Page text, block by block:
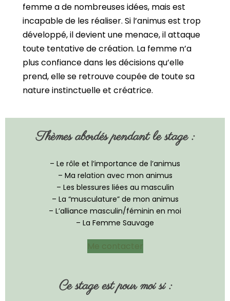
femme a de nombreuses idées, mais est
incapable de les réaliser. Si l’animus est trop
développé, il devient une menace, il attaque
toute tentative de création. La femme n’a
plus confiance dans les décisions qu’elle
prend, elle se retrouve coupée de toute sa
nature instinctuelle et créatrice.
Thèmes abordés pendant le stage :
– Le rôle et l’importance de l’animus
– Ma relation avec mon animus
– Les blessures liées au masculin
– La “musculature” de mon animus
– L’alliance masculin/féminin en moi
– La Femme Sauvage
Ce stage est pour moi si :